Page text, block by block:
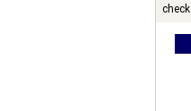
check